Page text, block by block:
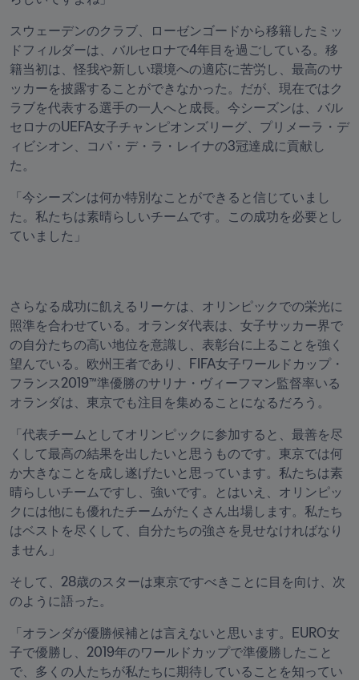
スウェーデンのクラブ、ローゼンゴードから移籍したミッ
ドフィルダーは、バルセロナで4年目を過ごしている。移
籍当初は、怪我や新しい環境への適応に苦労し、最高のサ
ッカーを披露することができなかった。だが、現在ではク
ラブを代表する選手の一人へと成長。今シーズンは、バル
セロナのUEFA女子チャンピオンズリーグ、プリメーラ・デ
ィビシオン、コパ・デ・ラ・レイナの3冠達成に貢献し
た。
「今シーズンは何か特別なことができると信じていまし
た。私たちは素晴らしいチームです。この成功を必要とし
ていました」
さらなる成功に飢えるリーケは、オリンピックでの栄光に
照準を合わせている。オランダ代表は、女子サッカー界で
の自分たちの高い地位を意識し、表彰台に上ることを強く
望んでいる。欧州王者であり、FIFA女子ワールドカップ・
フランス2019™準優勝のサリナ・ヴィーフマン監督率いる
オランダは、東京でも注目を集めることになるだろう。
「代表チームとしてオリンピックに参加すると、最善を尽
くして最高の結果を出したいと思うものです。東京では何
か大きなことを成し遂げたいと思っています。私たちは素
晴らしいチームですし、強いです。とはいえ、オリンピッ
クには他にも優れたチームがたくさん出場します。私たち
はベストを尽くして、自分たちの強さを見せなければなり
ません」
そして、28歳のスターは東京ですべきことに目を向け、次
のように語った。
「オランダが優勝候補とは言えないと思います。EURO女
子で優勝し、2019年のワールドカップで準優勝したこと
で、多くの人たちが私たちに期待していることを知ってい